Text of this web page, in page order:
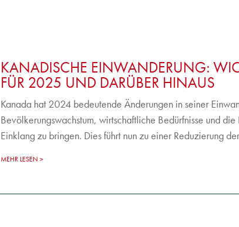
KANADISCHE EINWANDERUNG:
FÜR 2025 UND DARÜBER HINAUS
Kanada hat 2024 bedeutende Änderungen in seiner
Bevölkerungswachstum, wirtschaftliche Bedürfnisse und
Einklang zu bringen. Dies führt nun zu einer Reduzierung
MEHR LESEN